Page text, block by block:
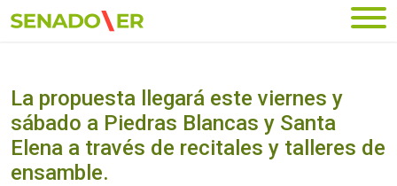
Ir al menú principal
La propuesta llegará este viernes y
sábado a Piedras Blancas y Santa
Elena a través de recitales y talleres de
ensamble.